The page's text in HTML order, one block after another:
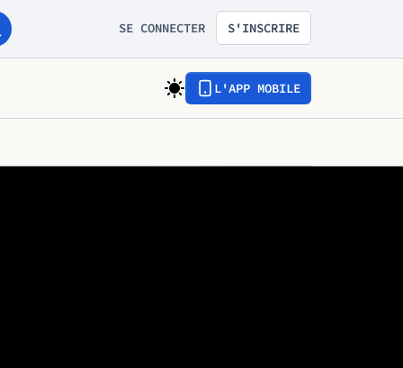
SE CONNECTER S'INSCRIRE
L'APP MOBILE